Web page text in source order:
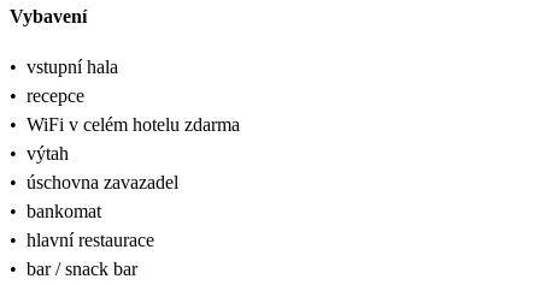
Vybavení
• vstupní hala
• recepce
• WiFi v celém hotelu zdarma
• výtah
• úschovna zavazadel
• bankomat
• hlavní restaurace
• bar / snack bar